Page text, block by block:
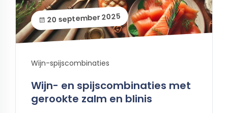
20 september 2025
Wijn-spijscombinaties
Wijn- en spijscombinaties met
gerookte zalm en blinis